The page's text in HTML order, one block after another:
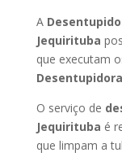
A
Jequirituba
que executam
O serviço de
Jequirituba é
que limpam a